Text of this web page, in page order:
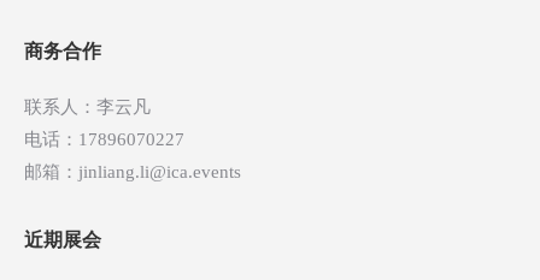
航
商务合作
联系人：李云凡
电话：17896070227
邮箱：jinliang.li@ica.events
近期展会